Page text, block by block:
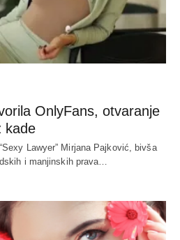
OnlyFans, otvaranje
kade
Lawyer” Mirjana Pajković, bivša
i manjinskih prava…